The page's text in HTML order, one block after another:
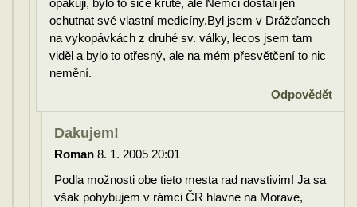
opakuji, bylo to sice kruté, ale Němci dostali jen
ochutnat své vlastní medicíny.Byl jsem v Drážďanech
na vykopávkách z druhé sv. války, lecos jsem tam
viděl a bylo to otřesný, ale na mém přesvětčení to nic
nemění.
Odpovědět
Dakujem!
Roman 8. 1. 2005 20:01
Podla možnosti obe tieto mesta rad navstivim! Ja sa
však pohybujem v rámci ČR hlavne na Morave,